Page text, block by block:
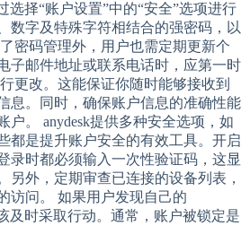
选择“账户设置”中的“安全”选项进行
数字及特殊字符相结合的强密码，以
密码管理外，用户也需定期更新个
子邮件地址或联系电话时，应第一时
更改。这能保证你随时能够接收到
息。同时，确保账户信息的准确性能
户。 anydesk提供多种安全选项，如
都是提升账户安全的有效工具。开启
录时都必须输入一次性验证码，这显
另外，定期审查已连接的设备列表，
访问。 如果用户发现自己的
及时采取行动。通常，账户被锁定是